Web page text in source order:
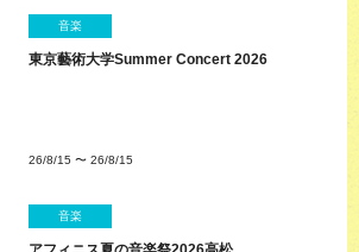
音楽
東京藝術大学Summer Concert 2026
26/8/15 〜 26/8/15
音楽